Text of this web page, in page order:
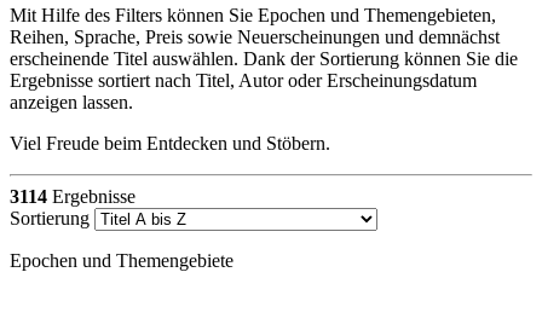
Mit Hilfe des Filters können Sie Epochen und Themengebieten,
Reihen, Sprache, Preis sowie Neuerscheinungen und demnächst
erscheinende Titel auswählen. Dank der Sortierung können Sie die
Ergebnisse sortiert nach Titel, Autor oder Erscheinungsdatum
anzeigen lassen.
Viel Freude beim Entdecken und Stöbern.
3114 Ergebnisse
Sortierung
Epochen und Themengebiete